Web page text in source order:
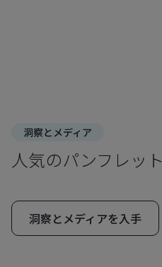
洞察とメディア
人気のパンフレット
洞察とメディアを入手